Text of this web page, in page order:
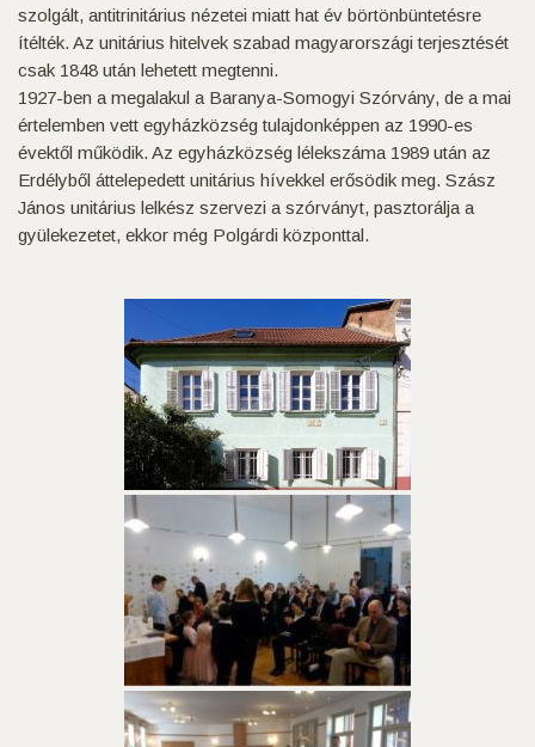
szolgált, antitrinitárius nézetei miatt hat év börtönbüntetésre
ítélték. Az unitárius hitelvek szabad magyarországi terjesztését
csak 1848 után lehetett megtenni.
1927-ben a megalakul a Baranya-Somogyi Szórvány, de a mai
értelemben vett egyházközség tulajdonképpen az 1990-es
évektől működik. Az egyházközség lélekszáma 1989 után az
Erdélyből áttelepedett unitárius hívekkel erősödik meg. Szász
János unitárius lelkész szervezi a szórványt, pasztorálja a
gyülekezetet, ekkor még Polgárdi központtal.